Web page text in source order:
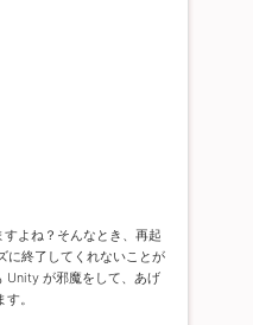
よね？ そんなとき、再起
に終了してくれないことが
Unity が邪魔をして、あげ
。